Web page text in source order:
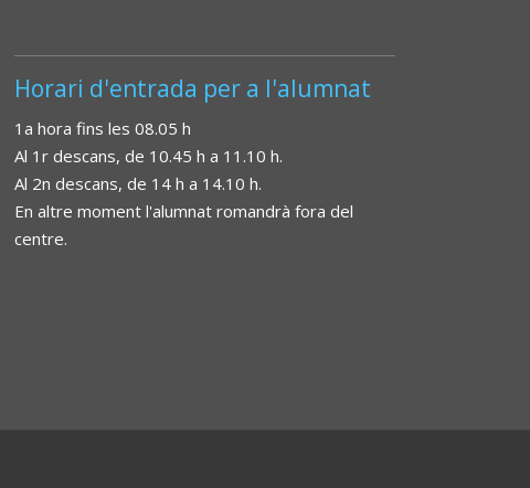
Horari d'entrada per a l'alumnat
1a hora fins les 08.05 h
Al 1r descans, de 10.45 h a 11.10 h.
Al 2n descans, de 14 h a 14.10 h.
En altre moment l'alumnat romandrà fora del
centre.